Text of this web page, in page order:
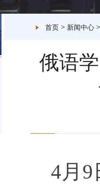
首页 > 新闻中心
俄语
4月9